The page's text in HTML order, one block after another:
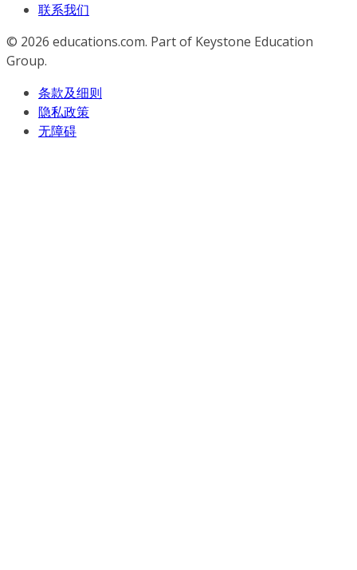
联系我们
© 2026 educations.com. Part of Keystone Education
Group.
条款及细则
隐私政策
无障碍